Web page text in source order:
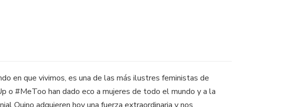
en que vivimos, es una de las más ilustres feministas de
o #MeToo han dado eco a mujeres de todo el mundo y a la